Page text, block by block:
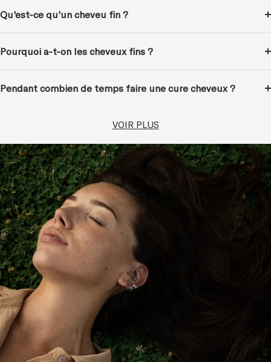
Qu'est-ce qu'un cheveu fin ?
Pourquoi a-t-on les cheveux fins ?
Pendant combien de temps faire une cure cheveux ?
VOIR PLUS